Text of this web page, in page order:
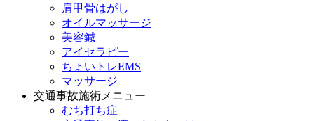
肩甲骨はがし
オイルマッサージ
美容鍼
アイセラピー
ちょいトレEMS
マッサージ
交通事故施術メニュー
むち打ち症